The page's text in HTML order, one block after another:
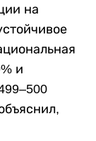
на
и